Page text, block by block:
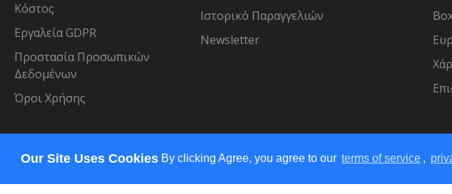
Our Site Uses Cookies By clicking Agree, you agree to our terms of service ,
Κόστος
Εργαλεία GDPR
Προστασία Προσωπικών
Δεδομένων
Όροι Χρήσης
Ιστορικό Παραγγελιών
Newsletter
Copyright © 2021, bellashop.gr , All Rights Reserved